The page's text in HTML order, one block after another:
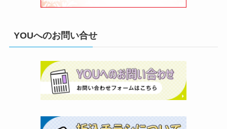
YOUへのお問い合せ